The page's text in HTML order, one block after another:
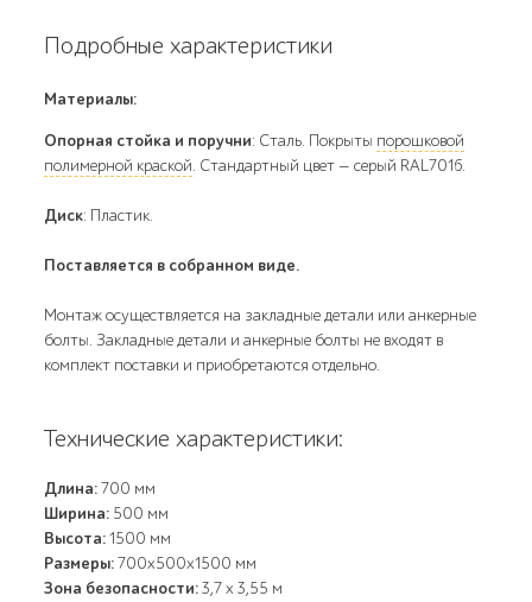
Подробные характеристики
Материалы:
Опорная стойка и поручни: Сталь. Покрыты порошковой
полимерной краской. Стандартный цвет — серый RAL7016.
Диск: Пластик.
Поставляется в собранном виде.
Монтаж осуществляется на закладные детали или анкерные
болты. Закладные детали и анкерные болты не входят в
комплект поставки и приобретаются отдельно.
Технические характеристики:
Длина:700 мм
Ширина: 500 мм
Высота:1500 мм
Размеры:700х500х1500 мм
Зона безопасности:3,7 x 3,55 м